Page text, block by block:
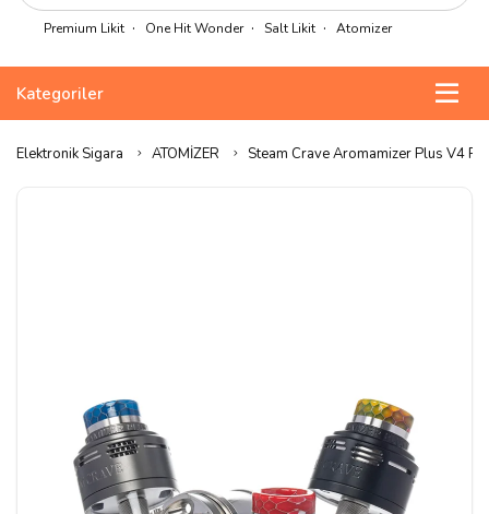
Premium Likit One Hit Wonder Salt Likit Atomizer
Kategoriler
Elektronik Sigara ATOMİZER Steam Crave Aromamizer Plus V4